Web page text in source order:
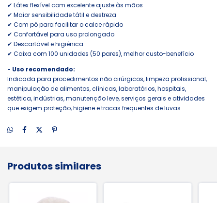
✔ Látex flexível com excelente ajuste às mãos
✔ Maior sensibilidade tátil e destreza
✔ Com pó para facilitar o calce rápido
✔ Confortável para uso prolongado
✔ Descartável e higiênica
✔ Caixa com 100 unidades (50 pares), melhor custo-benefício
- Uso recomendado:
Indicada para procedimentos não cirúrgicos, limpeza profissional,
manipulação de alimentos, clínicas, laboratórios, hospitais,
estética, indústrias, manutenção leve, serviços gerais e atividades
que exigem proteção, higiene e trocas frequentes de luvas.
Produtos similares